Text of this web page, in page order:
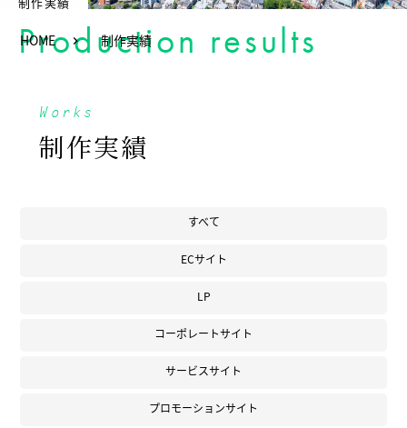
Production results
HOME 制作実績
Works
制作実績
すべて
ECサイト
LP
コーポレートサイト
サービスサイト
プロモーションサイト